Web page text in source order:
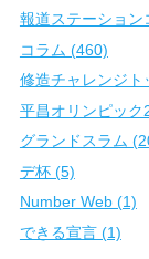
報道ステーション
コラム (460)
修造チャレンジ
平昌オリンピック
グランドスラム
デ杯 (5)
Number Web (1)
できる宣言 (1)